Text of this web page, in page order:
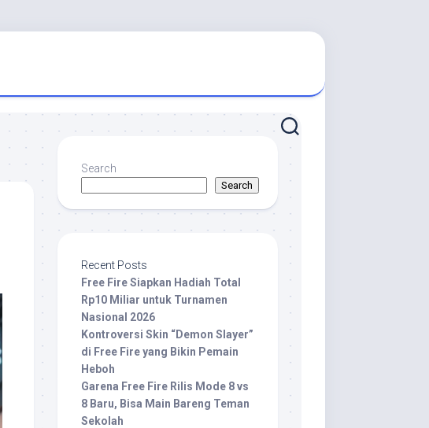
Search
Search
Recent Posts
Free Fire Siapkan Hadiah Total
Rp10 Miliar untuk Turnamen
Nasional 2026
Kontroversi Skin “Demon Slayer”
di Free Fire yang Bikin Pemain
Heboh
Garena Free Fire Rilis Mode 8 vs
8 Baru, Bisa Main Bareng Teman
Sekolah